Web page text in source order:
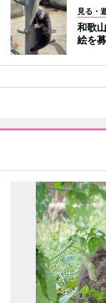
見る・
和歌
絵を